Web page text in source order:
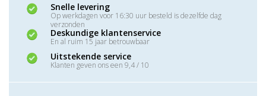
Snelle levering
Op werkdagen voor 16:30 uur besteld is dezelfde dag
verzonden
Deskundige klantenservice
En al ruim 15 jaar betrouwbaar
Uitstekende service
Klanten geven ons een 9,4 / 10